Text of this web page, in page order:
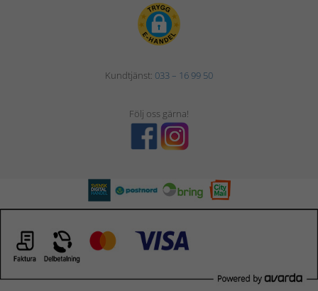
Kundtjänst: 033 – 16 99 50
Följ oss gärna!